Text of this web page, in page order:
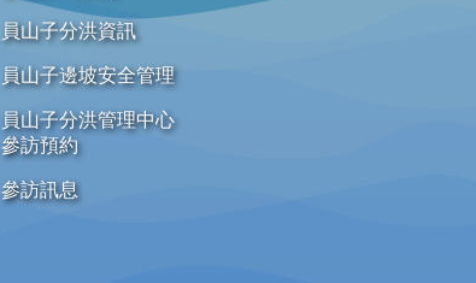
員山子分洪資訊
員山子邊坡安全管理
員山子分洪管理中心
參訪預約
參訪訊息